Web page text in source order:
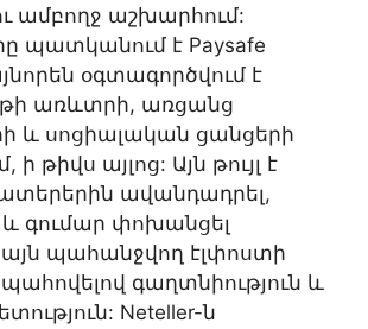
ամբողջ աշխարհում:
պատկանում է Paysafe
օգտագործվում է
առևտրի, առցանց
և սոցիալական ցանցերի
ի թիվս այլոց: Այն թույլ է
ավանդադրել,
և գումար փոխանցել
պահանջվող էլփոստի
գաղտնիություն և
Neteller-ն